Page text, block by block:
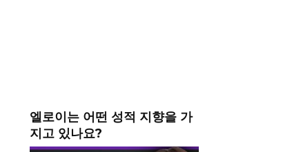
엘로이는 어떤 성적 지향을 가
지고 있나요?